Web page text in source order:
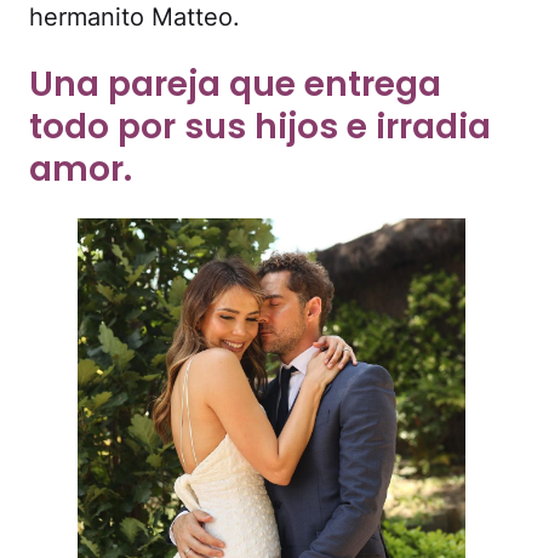
hermanito Matteo.
Una pareja que entrega
todo por sus hijos e irradia
amor.